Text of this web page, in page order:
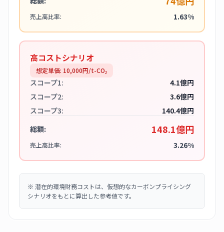
売上高比率: 1.63%
高コストシナリオ
想定単価: 10,000円/t-CO₂
スコープ1:
4.1億円
スコープ2:
3.6億円
スコープ3:
140.4億円
総額:
148.1億円
売上高比率: 3.26%
※ 潜在的環境財務コストは、仮想的なカーボンプライシング
シナリオをもとに算出した参考値です。